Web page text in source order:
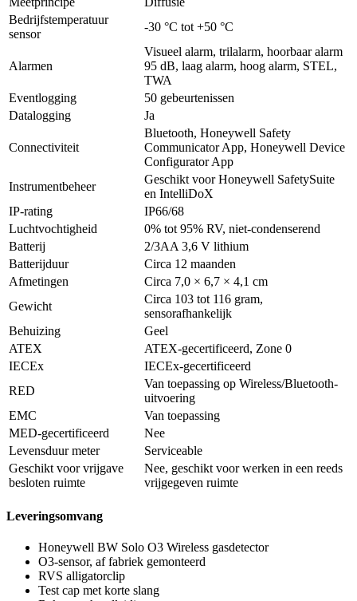
Bedrijfstemperatuur
sensor
-30 °C tot +50 °C
Alarmen
Visueel alarm, trilalarm, hoorbaar alarm
95 dB, laag alarm, hoog alarm, STEL,
TWA
Eventlogging
50 gebeurtenissen
Datalogging
Ja
Connectiviteit
Bluetooth, Honeywell Safety
Communicator App, Honeywell Device
Configurator App
Instrumentbeheer
Geschikt voor Honeywell SafetySuite
en IntelliDoX
IP-rating
IP66/68
Luchtvochtigheid
0% tot 95% RV, niet-condenserend
Batterij
2/3AA 3,6 V lithium
Batterijduur
Circa 12 maanden
Afmetingen
Circa 7,0 × 6,7 × 4,1 cm
Gewicht
Circa 103 tot 116 gram,
sensorafhankelijk
Behuizing
Geel
ATEX
ATEX-gecertificeerd, Zone 0
IECEx
IECEx-gecertificeerd
RED
Van toepassing op Wireless/Bluetooth-
uitvoering
EMC
Van toepassing
MED-gecertificeerd
Nee
Levensduur meter
Serviceable
Geschikt voor vrijgave
besloten ruimte
Nee, geschikt voor werken in een reeds
vrijgegeven ruimte
Leveringsomvang
Honeywell BW Solo O3 Wireless gasdetector
O3-sensor, af fabriek gemonteerd
RVS alligatorclip
Test cap met korte slang